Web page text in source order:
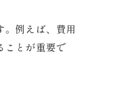
。例えば、費用
ことが重要で